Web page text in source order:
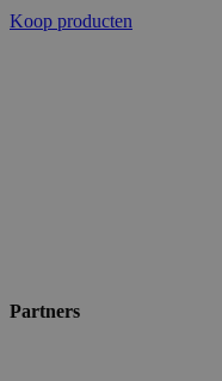
Koop producten
Partners